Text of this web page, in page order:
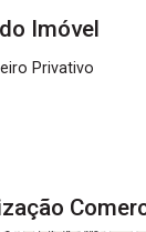
Imóvel
Privativo